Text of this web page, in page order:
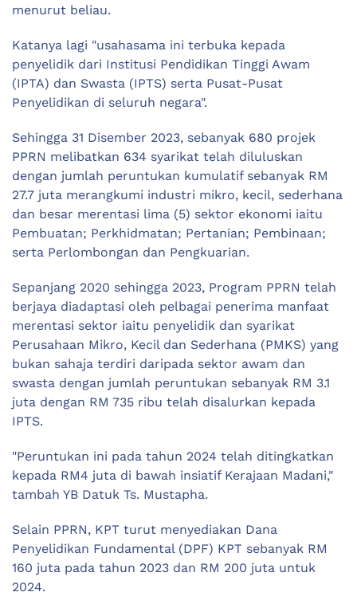
menurut beliau.
Katanya lagi "usahasama ini terbuka kepada
penyelidik dari Institusi Pendidikan Tinggi Awam
(IPTA) dan Swasta (IPTS) serta Pusat-Pusat
Penyelidikan di seluruh negara".
Sehingga 31 Disember 2023, sebanyak 680 projek
PPRN melibatkan 634 syarikat telah diluluskan
dengan jumlah peruntukan kumulatif sebanyak RM
27.7 juta merangkumi industri mikro, kecil, sederhana
dan besar merentasi lima (5) sektor ekonomi iaitu
Pembuatan; Perkhidmatan; Pertanian; Pembinaan;
serta Perlombongan dan Pengkuarian.
Sepanjang 2020 sehingga 2023, Program PPRN telah
berjaya diadaptasi oleh pelbagai penerima manfaat
merentasi sektor iaitu penyelidik dan syarikat
Perusahaan Mikro, Kecil dan Sederhana (PMKS) yang
bukan sahaja terdiri daripada sektor awam dan
swasta dengan jumlah peruntukan sebanyak RM 3.1
juta dengan RM 735 ribu telah disalurkan kepada
IPTS.
"Peruntukan ini pada tahun 2024 telah ditingkatkan
kepada RM4 juta di bawah insiatif Kerajaan Madani,"
tambah YB Datuk Ts. Mustapha.
Selain PPRN, KPT turut menyediakan Dana
Penyelidikan Fundamental (DPF) KPT sebanyak RM
160 juta pada tahun 2023 dan RM 200 juta untuk
2024.